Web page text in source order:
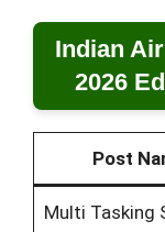
Indian
2026
Post
Multi Tasking